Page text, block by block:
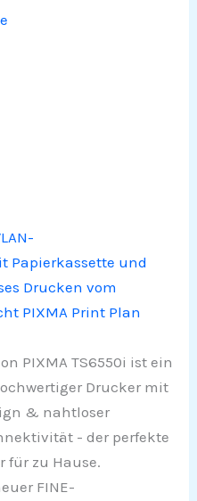
und
Drucken vom
PIXMA Print Plan
PIXMA TS6550i ist ein
Drucker mit
& nahtloser
- der perfekte
für zu Hause.
FINE-